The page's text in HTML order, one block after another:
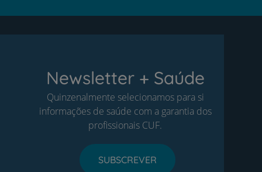
Newsletter + Saúde
Quinzenalmente selecionamos para si
informações de saúde com a garantia dos
profissionais CUF.
SUBSCREVER